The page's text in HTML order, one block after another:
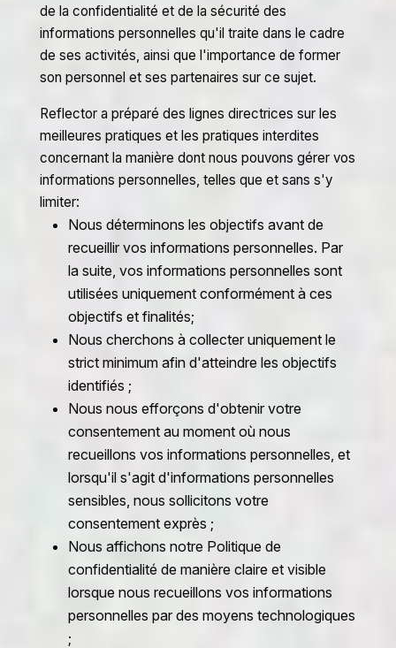
de la confidentialité et de la sécurité des
informations personnelles qu'il traite dans le cadre
de ses activités, ainsi que l'importance de former
son personnel et ses partenaires sur ce sujet.
Reflector a préparé des lignes directrices sur les
meilleures pratiques et les pratiques interdites
concernant la manière dont nous pouvons gérer vos
informations personnelles, telles que et sans s'y
limiter:
Nous déterminons les objectifs avant de
recueillir vos informations personnelles. Par
la suite, vos informations personnelles sont
utilisées uniquement conformément à ces
objectifs et finalités;
Nous cherchons à collecter uniquement le
strict minimum afin d'atteindre les objectifs
identifiés ;
Nous nous efforçons d'obtenir votre
consentement au moment où nous
recueillons vos informations personnelles, et
lorsqu'il s'agit d'informations personnelles
sensibles, nous sollicitons votre
consentement exprès ;
Nous affichons notre Politique de
confidentialité de manière claire et visible
lorsque nous recueillons vos informations
personnelles par des moyens technologiques
;